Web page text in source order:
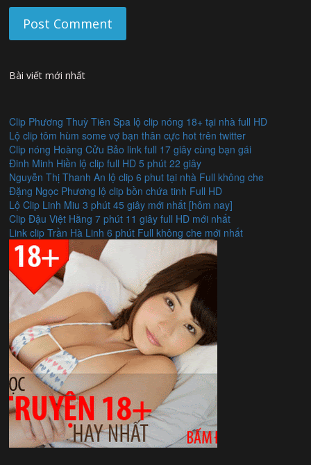
Bài viết mới nhất
Clip Phương Thuỳ Tiên Spa lộ clip nóng 18+ tại nhà full HD
Lộ clip tôm hùm some vợ bạn thân cực hot trên twitter
Clip nóng Hoàng Cửu Bảo link full 17 giây cùng bạn gái
Đinh Minh Hiền lộ clip full HD 5 phút 22 giây
Nguyễn Thị Thanh An lộ clip 6 phut tại nhà Full không che
Đặng Ngọc Phương lộ clip bồn chứa tinh Full HD
Lộ Clip Linh Miu 3 phút 45 giây mới nhất [hôm nay]
Clip Đậu Việt Hằng 7 phút 11 giây full HD mới nhất
Link clip Trần Hà Linh 6 phút Full không che mới nhất